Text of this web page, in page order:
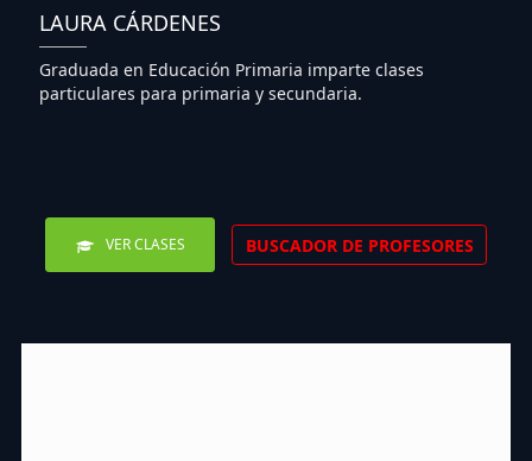
LAURA CÁRDENES
Graduada en Educación Primaria imparte clases
particulares para primaria y secundaria.
VER CLASES BUSCADOR DE PROFESORES